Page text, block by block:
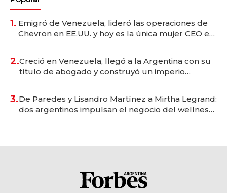
1. Emigró de Venezuela, lideró las operaciones de
Chevron en EE.UU. y hoy es la única mujer CEO en
2.Creció en Venezuela, llegó a la Argentina con su
título de abogado y construyó un imperio
3.De Paredes y Lisandro Martínez a Mirtha Legrand:
dos argentinos impulsan el negocio del wellness